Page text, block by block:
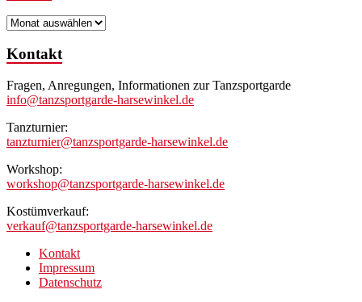
Archiv
Kontakt
Fragen, Anregungen, Informationen zur Tanzsportgarde
info@tanzsportgarde-harsewinkel.de
Tanzturnier:
tanzturnier@tanzsportgarde-harsewinkel.de
Workshop:
workshop@tanzsportgarde-harsewinkel.de
Kostümverkauf:
verkauf@tanzsportgarde-harsewinkel.de
Kontakt
Impressum
Datenschutz